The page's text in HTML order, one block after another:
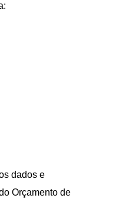
dados e
Orçamento de